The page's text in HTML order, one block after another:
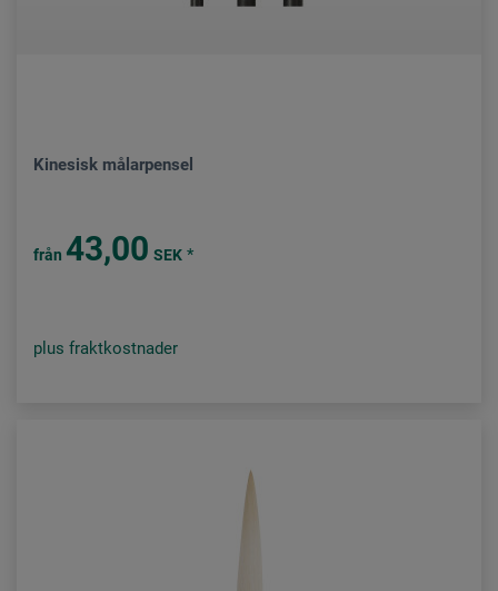
Kinesisk målarpensel
från 43,00 SEK *
plus fraktkostnader